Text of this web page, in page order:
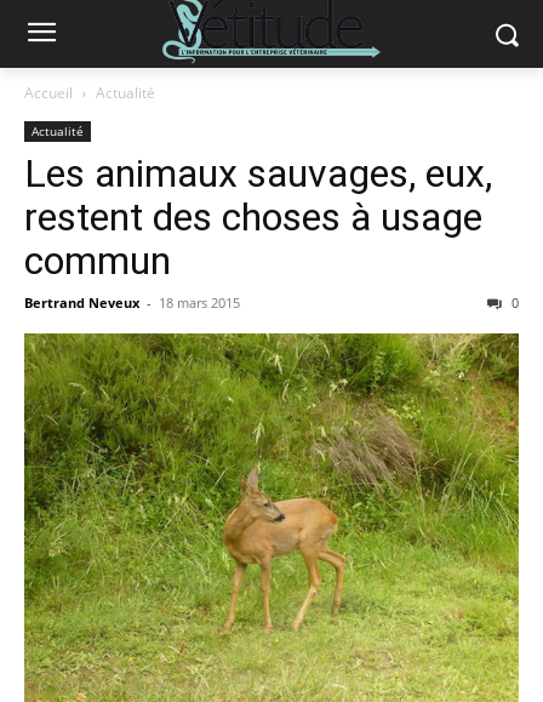
Accueil Actualité
Actualité
Les animaux sauvages, eux,
restent des choses à usage
commun
Bertrand Neveux - 18 mars 2015 0